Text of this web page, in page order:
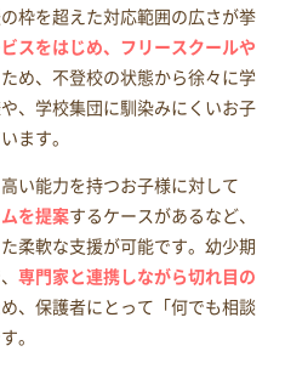
枠を超えた対応範囲の広さが挙
スをはじめ、フリースクールや
め、不登校の状態から徐々に学
、学校集団に馴染みにくいお子
ます。
い能力を持つお子様に対して
を提案するケースがあるなど、
柔軟な支援が可能です。幼少期
専門家と連携しながら切れ目の
、保護者にとって「何でも相談
。